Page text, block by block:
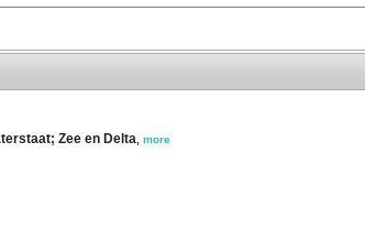
Zee en Delta ,more